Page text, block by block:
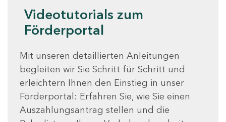
Videotutorials zum
Förderportal
Mit unseren detaillierten Anleitungen
begleiten wir Sie Schritt für Schritt und
erleichtern Ihnen den Einstieg in unser
Förderportal: Erfahren Sie, wie Sie einen
Auszahlungsantrag stellen und die